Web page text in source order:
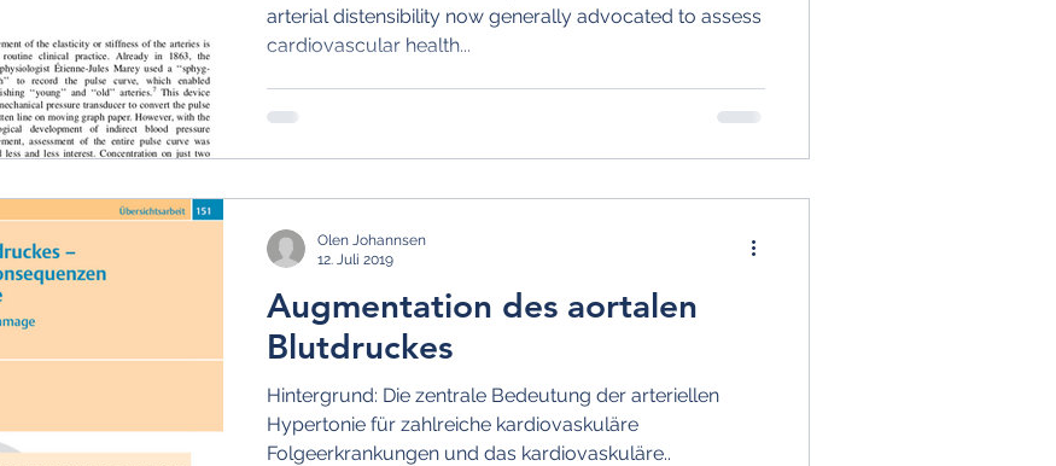
Hypotonie Stress
Chronotherapie Krise und Notfall Netzhautdurchblutung Epidemiologie
arterial distensibility now generally advocated to assess
cardiovascular health...
Augmentation des aortalen
Blutdruckes
Hintergrund: Die zentrale Bedeutung der arteriellen
Hypertonie für zahlreiche kardiovaskuläre
Folgeerkrankungen und das kardiovaskuläre..
Olen Johannsen
12. Juli 2019